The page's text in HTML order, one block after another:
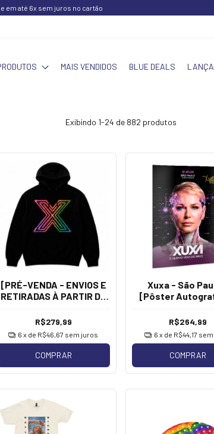
em até 6x sem juros no cartão
MAIS VENDIDOS BLUE DEALS
Exibindo 1-24 de 882 produtos
[PRÉ-VENDA - ENVIOS E
RETIRADAS À PARTIR DE
[Soft Hoodie]
R$279,99
6 x de R$46,67 sem juros
COMPRAR
Xuxa - São
[Pôster
R$264,99
6 x de R$44,17
COMPRAR